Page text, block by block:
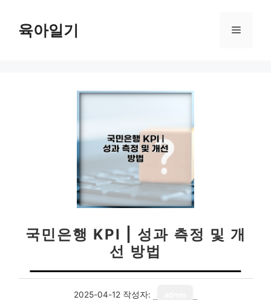
육아일기 메
국민은행 KPI | 성과 측정 및 개
선 방법
2025-04-12 작성자: